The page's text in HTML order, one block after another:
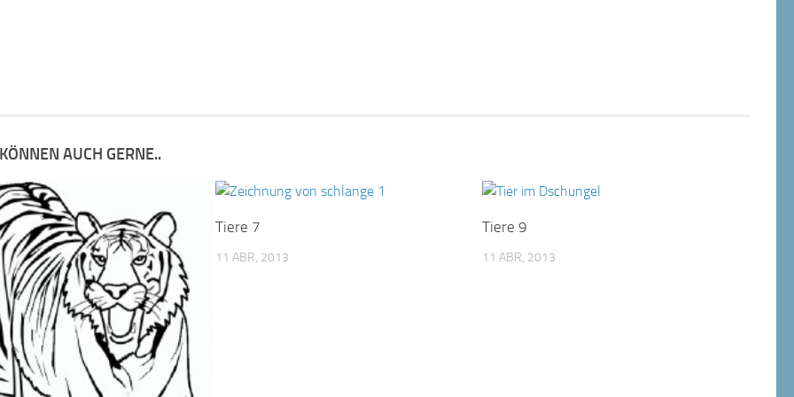
AUCH GERNE..
Tiere 7
11 ABR, 2013
Tiere 9
11 ABR, 2013